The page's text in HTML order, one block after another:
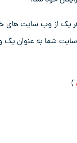
هر یک از وب سایت های
سایت شما به عنوان
)